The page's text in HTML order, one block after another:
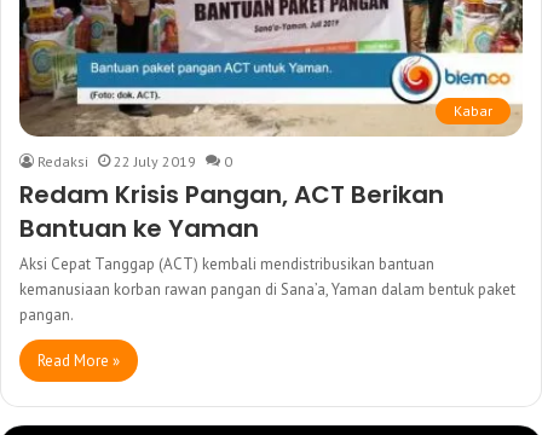
Kabar
Redaksi 22 July 2019 0
Redam Krisis Pangan, ACT Berikan
Bantuan ke Yaman
Aksi Cepat Tanggap (ACT) kembali mendistribusikan bantuan
kemanusiaan korban rawan pangan di Sana’a, Yaman dalam bentuk paket
pangan.
Read More »